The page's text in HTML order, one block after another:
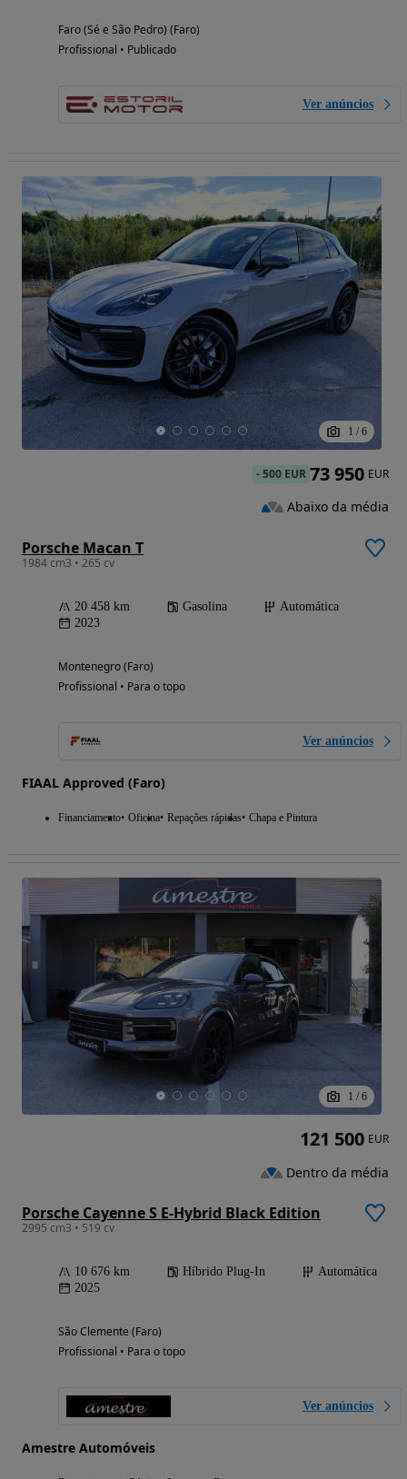
Faro (Sé e São Pedro) (Faro)
Profissional • Publicado
Ver anúncios
1 / 6
Porsche Macan T
1984 cm3 • 265 cv
20 458 km Gasolina
Automática
2023
Montenegro (Faro)
Profissional • Para o topo
Ver anúncios
FIAAL Approved (Faro)
Financiamento Oficina Repações rápidas Chapa e Pintura
-500 EUR 73 950 EUR
Abaixo da média
1 / 6
Porsche Cayenne S E-Hybrid Black Edition
2995 cm3 • 519 cv
10 676 km Híbrido Plug-In
Automática
2025
São Clemente (Faro)
Profissional • Para o topo
Ver anúncios
Amestre Automóveis
121 500 EUR
Dentro da média